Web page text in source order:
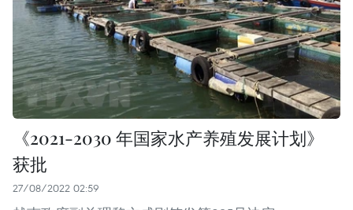
《2021-2030 年国家水产养殖发展计划》
获批
27/08/2022 02:59